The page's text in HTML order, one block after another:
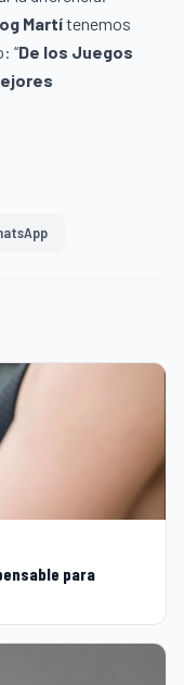
Martítenemos
“De los Juegos
para